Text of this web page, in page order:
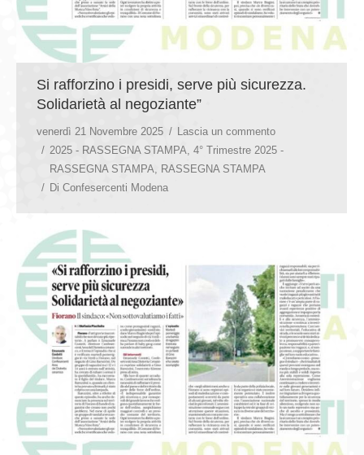
Si rafforzino i presidi, serve più sicurezza.
Solidarietà al negoziante”
venerdì 21 Novembre 2025
Lascia un commento
2025 - RASSEGNA STAMPA, 4° Trimestre 2025 -
RASSEGNA STAMPA, RASSEGNA STAMPA
Di Confesercenti Modena